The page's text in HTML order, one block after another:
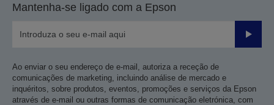
Mantenha-se ligado com a Epson
Enviar
Ao enviar o seu endereço de e-mail, autoriza a receção de
comunicações de marketing, incluindo análise de mercado e
inquéritos, sobre produtos, eventos, promoções e serviços da Epson
através de e-mail ou outras formas de comunicação eletrónica, com